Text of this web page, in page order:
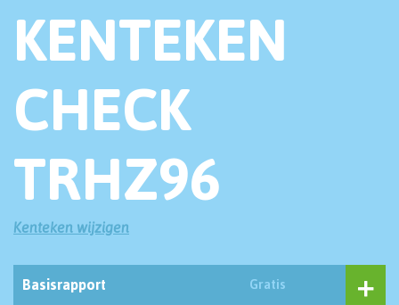
KENTEKEN
CHECK
TRHZ96
Kenteken wijzigen
Basisrapport Gratis